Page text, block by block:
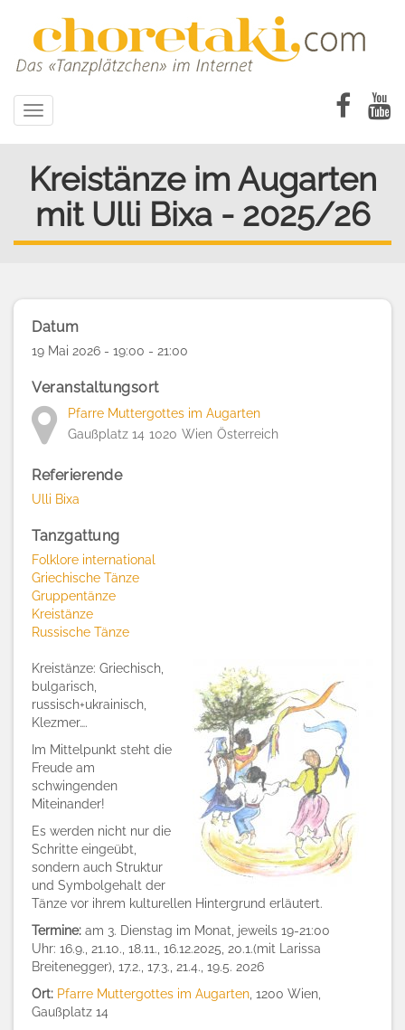
Toggle
navigation
Kreistänze im Augarten
mit Ulli Bixa - 2025/26
Datum
19 Mai 2026 - 19:00 - 21:00
Veranstaltungsort
Pfarre Muttergottes im Augarten
Gaußplatz 14 1020 Wien Österreich
Referierende
Ulli Bixa
Tanzgattung
Folklore international
Griechische Tänze
Gruppentänze
Kreistänze
Russische Tänze
Kreistänze: Griechisch,
bulgarisch,
russisch+ukrainisch,
Klezmer….
Im Mittelpunkt steht die
Freude am
schwingenden
Miteinander!
Es werden nicht nur die
Schritte eingeübt,
sondern auch Struktur
und Symbolgehalt der
Tänze vor ihrem kulturellen Hintergrund erläutert.
Termine: am 3. Dienstag im Monat, jeweils 19-21:00
Uhr: 16.9., 21.10., 18.11., 16.12.2025, 20.1.(mit Larissa
Breitenegger), 17.2., 17.3., 21.4., 19.5. 2026
Ort: Pfarre Muttergottes im Augarten , 1200 Wien,
Gaußplatz 14